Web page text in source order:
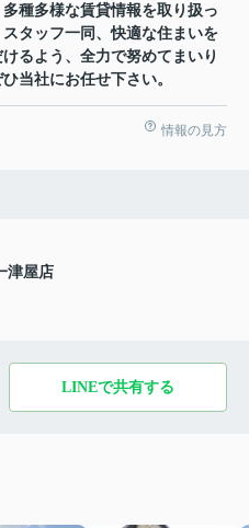
種多様な賃貸情報を取り扱っ
タッフ一同、快適な住まいを
るよう、全力で努めてまいり
当社にお任せ下さい。
情報の見方
津屋店
LINEで共有する